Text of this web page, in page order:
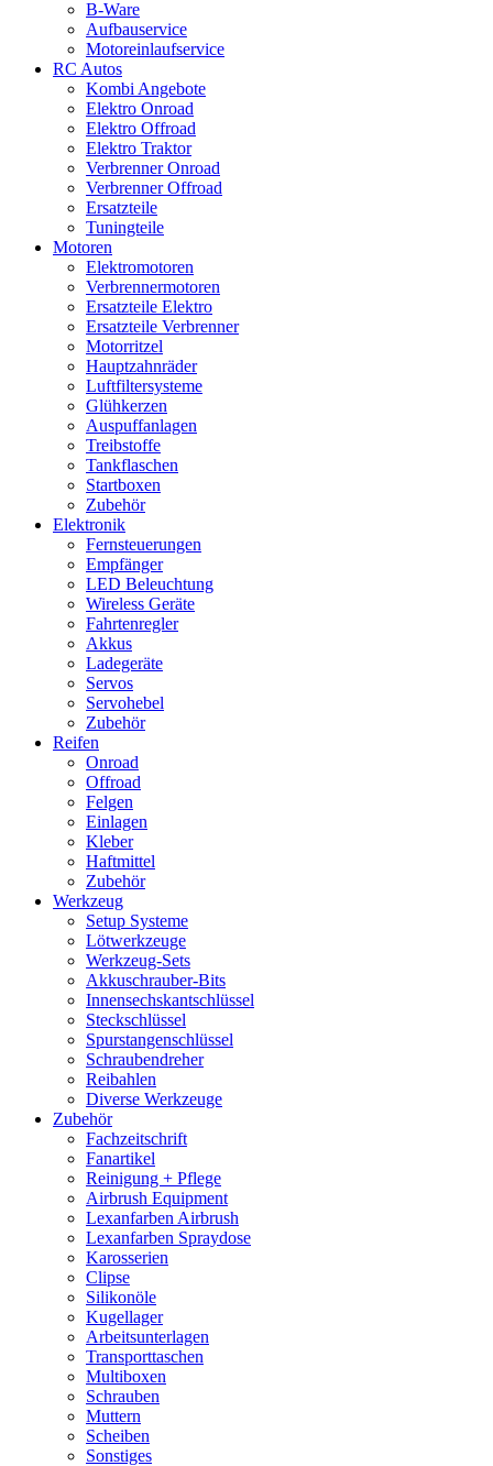
B-Ware
Aufbauservice
Motoreinlaufservice
RC Autos
Kombi Angebote
Elektro Onroad
Elektro Offroad
Elektro Traktor
Verbrenner Onroad
Verbrenner Offroad
Ersatzteile
Tuningteile
Motoren
Elektromotoren
Verbrennermotoren
Ersatzteile Elektro
Ersatzteile Verbrenner
Motorritzel
Hauptzahnräder
Luftfiltersysteme
Glühkerzen
Auspuffanlagen
Treibstoffe
Tankflaschen
Startboxen
Zubehör
Elektronik
Fernsteuerungen
Empfänger
LED Beleuchtung
Wireless Geräte
Fahrtenregler
Akkus
Ladegeräte
Servos
Servohebel
Zubehör
Reifen
Onroad
Offroad
Felgen
Einlagen
Kleber
Haftmittel
Zubehör
Werkzeug
Setup Systeme
Lötwerkzeuge
Werkzeug-Sets
Akkuschrauber-Bits
Innensechskantschlüssel
Steckschlüssel
Spurstangenschlüssel
Schraubendreher
Reibahlen
Diverse Werkzeuge
Zubehör
Fachzeitschrift
Fanartikel
Reinigung + Pflege
Airbrush Equipment
Lexanfarben Airbrush
Lexanfarben Spraydose
Karosserien
Clipse
Silikonöle
Kugellager
Arbeitsunterlagen
Transporttaschen
Multiboxen
Schrauben
Muttern
Scheiben
Sonstiges